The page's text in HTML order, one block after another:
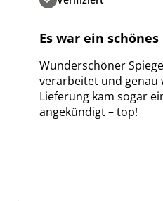
Es war ein
Wunderschöner
verarbeitet und genau
Lieferung kam sogar
angekündigt – top!